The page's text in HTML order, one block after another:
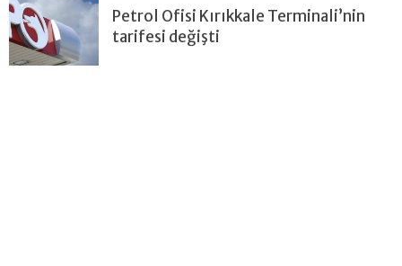
Petrol Ofisi Kırıkkale Terminali’nin
tarifesi değişti